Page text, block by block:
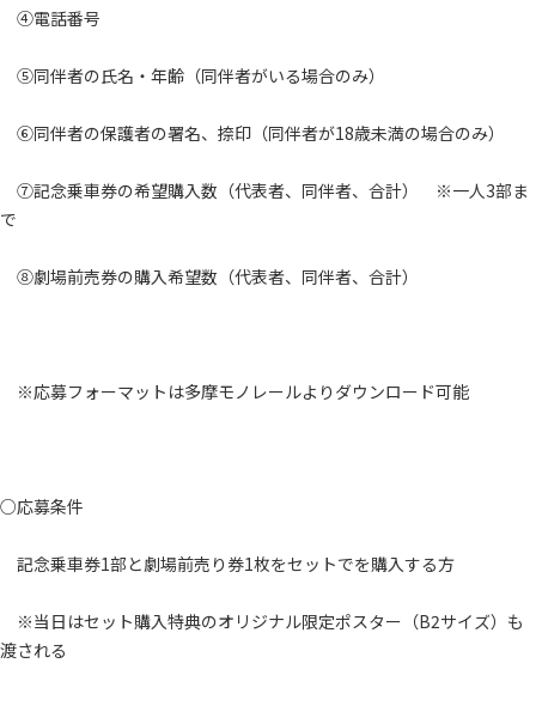
④電話番号
⑤同伴者の氏名・年齢（同伴者がいる場合のみ）
⑥同伴者の保護者の署名、捺印（同伴者が18歳未満の場合のみ）
⑦記念乗車券の希望購入数（代表者、同伴者、合計） ※一人3部ま
で
⑧劇場前売券の購入希望数（代表者、同伴者、合計）
※応募フォーマットは多摩モノレールよりダウンロード可能
○応募条件
記念乗車券1部と劇場前売り券1枚をセットでを購入する方
※当日はセット購入特典のオリジナル限定ポスター（B2サイズ）も
渡される